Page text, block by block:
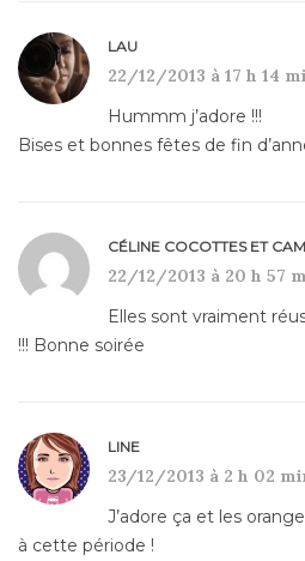
LAU
22/12/2013 à 17 h 14
Hummm j’adore !!!
Bises et bonnes fêtes de fin
CÉLINE COCOTTES ET
22/12/2013 à 20 h 57
Elles sont vraiment
!!! Bonne soirée
LINE
23/12/2013 à 2 h 02
J’adore ça et les
à cette période !